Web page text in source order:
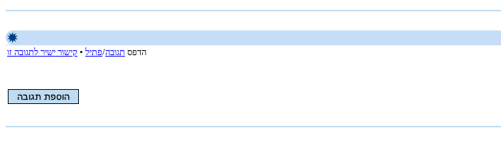
הדפס תגובה/פתיל • קישור ישיר לתגובה זו